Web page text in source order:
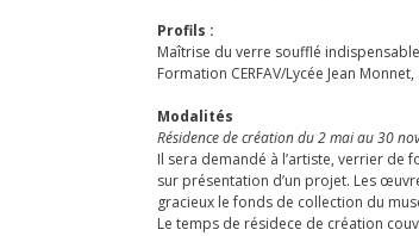
Profils :
Maîtrise du verre soufflé indispensable
Formation CERFAV/Lycée Jean
Modalités
Résidence de création du 2 mai au 30
Il sera demandé à l’artiste, verrier
sur présentation d’un projet. Les
gracieux le fonds de collection du
Le temps de résidece de création